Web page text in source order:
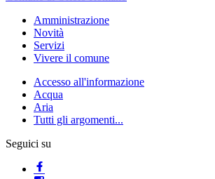
Amministrazione
Novità
Servizi
Vivere il comune
Accesso all'informazione
Acqua
Aria
Tutti gli argomenti...
Seguici su